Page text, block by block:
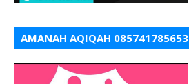
AMANAH AQIQAH 085741785653